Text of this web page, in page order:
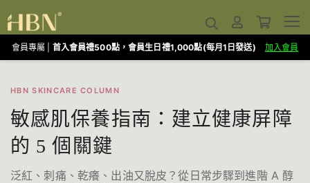
會員專屬 | 首入會員禮500點，會員生日禮1,000點(每月1日發送) 加入會員
HBN SKINCARE COLUMN
敏感肌保養指南：建立健康屏障
的 5 個關鍵
泛紅、刺痛、乾癢、出油又脫皮？從日常步驟到進階 A 醇